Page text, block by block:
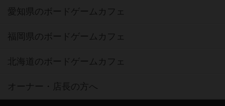
愛知県のボードゲームカフェ
福岡県のボードゲームカフェ
北海道のボードゲームカフェ
オーナー・店長の方へ